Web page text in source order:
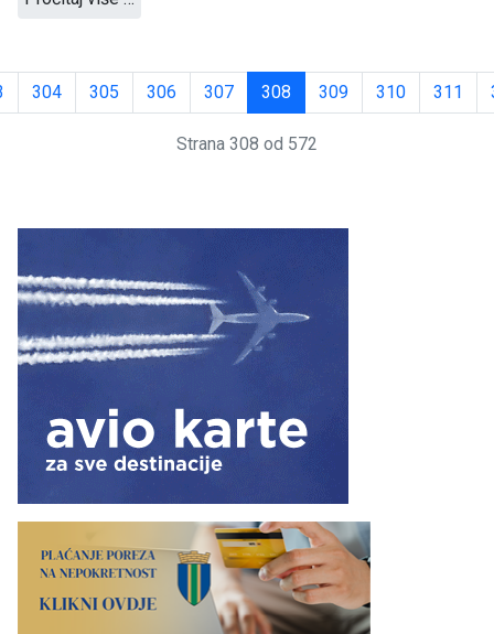
304 305 306 307 308 309 310 311
Strana 308 od 572